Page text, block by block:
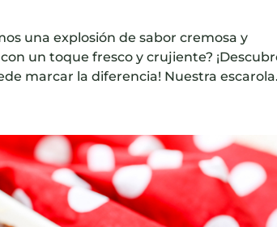
una explosión de sabor cremosa y
un toque fresco y crujiente?
marcar la diferencia! Nuestra